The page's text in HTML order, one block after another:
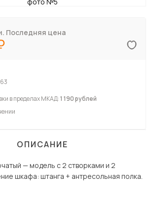
Последняя цена
в пределах МКАД:1 190 рублей
ОПИСАНИЕ
— модель с 2 створками и 2
шкафа: штанга + антресольная полка.